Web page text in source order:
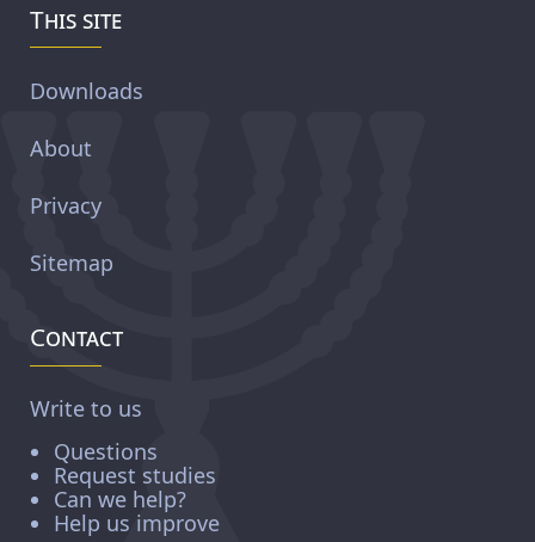
This site
Downloads
About
Privacy
Sitemap
Contact
Write to us
Questions
Request studies
Can we help?
Help us improve